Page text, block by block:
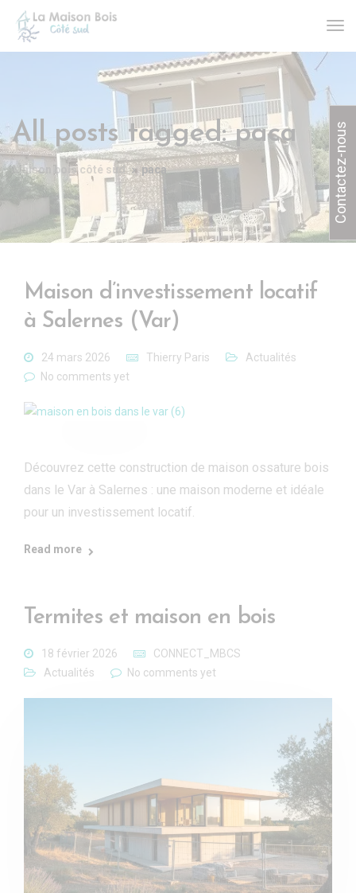
All posts tagged: paca
Maison bois côté sud paca
Maison d’investissement locatif
à Salernes (Var)
24 mars 2026 Thierry Paris
Actualités
No comments yet
Découvrez cette construction de maison ossature bois
dans le Var à Salernes : une maison moderne et idéale
pour un investissement locatif.
Read more
Termites et maison en bois
18 février 2026
CONNECT_MBCS
Actualités
No comments yet
Contactez-nous